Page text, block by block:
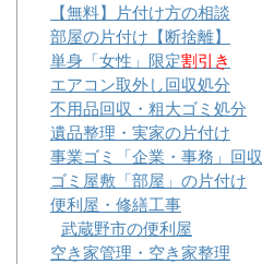
【無料】片付け方の相談
部屋の片付け【断捨離】
単身「女性」限定割引き
エアコン取外し回収処分
不用品回収・粗大ゴミ処分
遺品整理・実家の片付け
事業ゴミ「企業・事務」回収
ゴミ屋敷「部屋」の片付け
便利屋・修繕工事
武蔵野市の便利屋
空き家管理・空き家整理